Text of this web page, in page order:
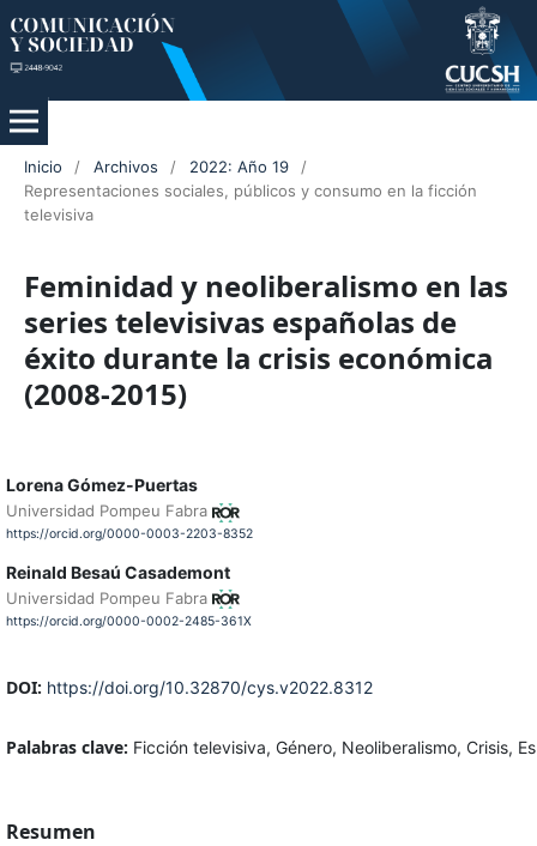
Inicio / Archivos / 2022: Año 19
/
Representaciones sociales, públicos y consumo en la ficción
televisiva
Feminidad y neoliberalismo en las
series televisivas españolas de
éxito durante la crisis económica
(2008-2015)
Lorena Gómez-Puertas
Universidad Pompeu Fabra
https://orcid.org/0000-0003-2203-8352
Reinald Besaú Casademont
Universidad Pompeu Fabra
https://orcid.org/0000-0002-2485-361X
DOI: https://doi.org/10.32870/cys.v2022.8312
Palabras clave: Ficción televisiva, Género, Neoliberalismo, Crisis,
Resumen